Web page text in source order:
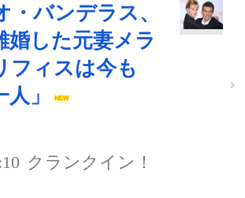
・バンデラス、
婚した元妻メラ
フィスは今も
」
クランクイン！